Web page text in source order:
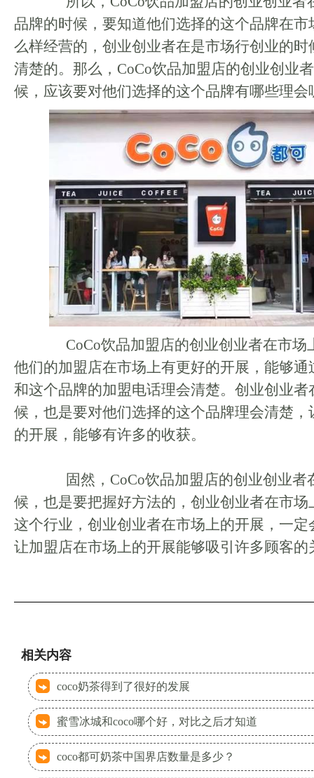
品牌的时候，要知道他们选择的这个品牌在
么样经营的，创业创业者在是市场行创业的时
清楚的。那么，CoCo饮品加盟店的创业创业
候，应该要对他们选择的这个品牌有哪些理会
CoCo饮品加盟店的创业创业者在市场
他们的加盟店在市场上有更好的开展，能够通
和这个品牌的加盟电话理会清楚。创业创业者
候，也是要对他们选择的这个品牌理会清楚，
的开展，能够有许多的收获。
固然，CoCo饮品加盟店的创业创业者
候，也是要把握好方法的，创业创业者在市场
这个行业，创业创业者在市场上的开展，一定
让加盟店在市场上的开展能够吸引许多顾客的
相关内容
coco奶茶得到了很好的发展
蜜雪冰城和coco哪个好，对比之后才知道
coco都可奶茶中国界店数量是多少？